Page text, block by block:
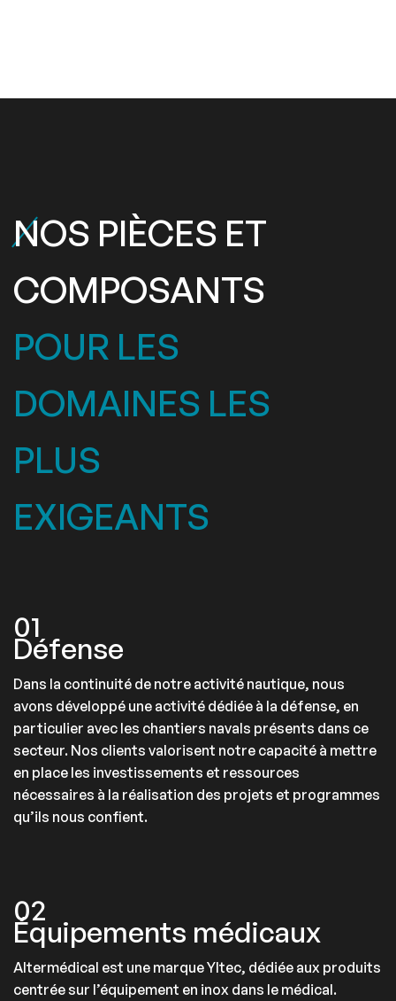
NOS PIÈCES ET
COMPOSANTS
POUR LES
DOMAINES LES
PLUS
EXIGEANTS
01
Défense
Dans la continuité de notre activité nautique, nous
avons développé une activité dédiée à la défense, en
particulier avec les chantiers navals présents dans ce
secteur. Nos clients valorisent notre capacité à mettre
en place les investissements et ressources
nécessaires à la réalisation des projets et programmes
qu’ils nous confient.
02
Équipements médicaux
Altermédical est une marque Yltec, dédiée aux produits
centrée sur l’équipement en inox dans le médical.